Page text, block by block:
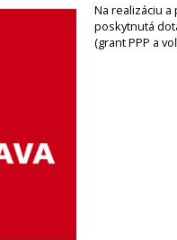
Na realizáciu
poskytnutá
(grant PPP a